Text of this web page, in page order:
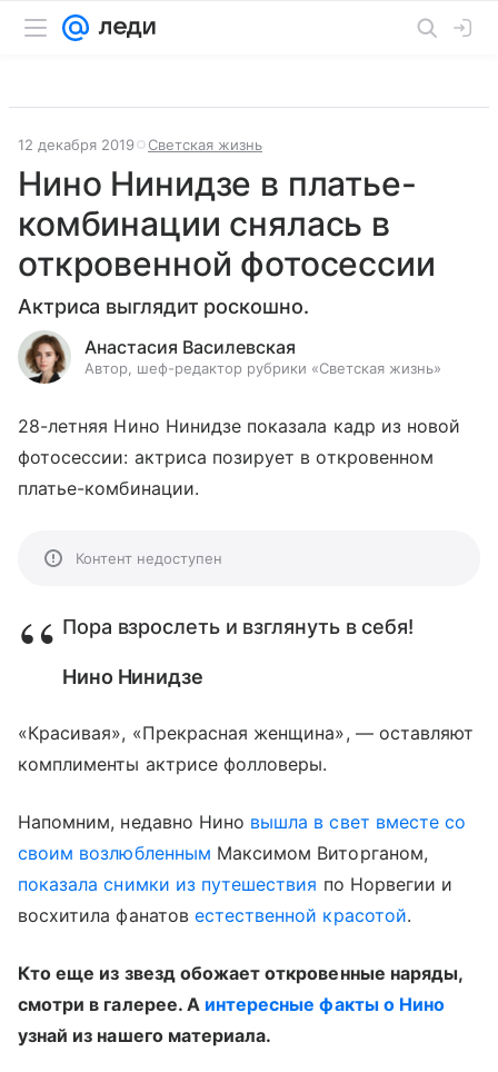
12 декабря 2019 Светская жизнь
Нино Нинидзе в платье-
комбинации снялась в
откровенной фотосессии
Актриса выглядит роскошно.
Анастасия Василевская
Автор, шеф-редактор рубрики «Светская жизнь»
28-летняя Нино Нинидзе показала кадр из новой
фотосессии: актриса позирует в откровенном
платье-комбинации.
Контент недоступен
Пора взрослеть и взглянуть в себя!
Нино Нинидзе
«Красивая», «Прекрасная женщина», — оставляют
комплименты актрисе фолловеры.
Напомним, недавно Нино вышла в свет вместе со
своим возлюбленным Максимом Виторганом,
показала снимки из путешествия по Норвегии и
восхитила фанатов естественной красотой.
Кто еще из звезд обожает откровенные наряды,
смотри в галерее. А интересные факты о Нино
узнай из нашего материала.